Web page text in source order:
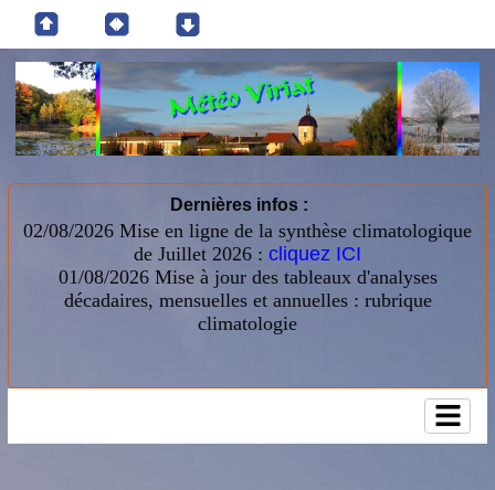
Dernières infos :
02/08/2026 Mise en ligne de la synthèse climatologique
de Juillet 2026 : cliquez ICI
01/08/2026 Mise à jour des tableaux d'analyses
décadaires, mensuelles et annuelles : rubrique
climatologie